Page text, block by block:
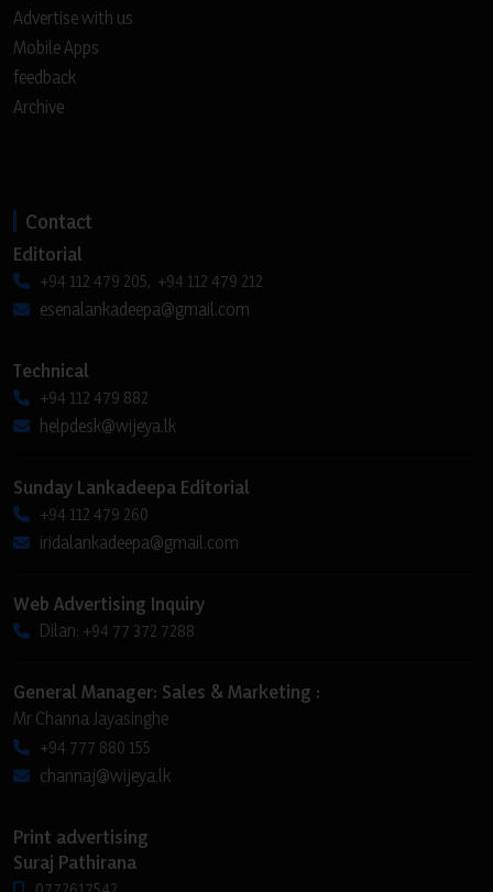
Advertise with us
Mobile Apps
feedback
Archive
Contact
Editorial
+94 112 479 205, +94 112 479 212
esenalankadeepa@gmail.com
Technical
+94 112 479 882
helpdesk@wijeya.lk
Sunday Lankadeepa Editorial
+94 112 479 260
iridalankadeepa@gmail.com
Web Advertising Inquiry
Dilan: +94 77 372 7288
General Manager: Sales & Marketing :
Mr Channa Jayasinghe
+94 777 880 155
channaj@wijeya.lk
Print advertising
Suraj Pathirana